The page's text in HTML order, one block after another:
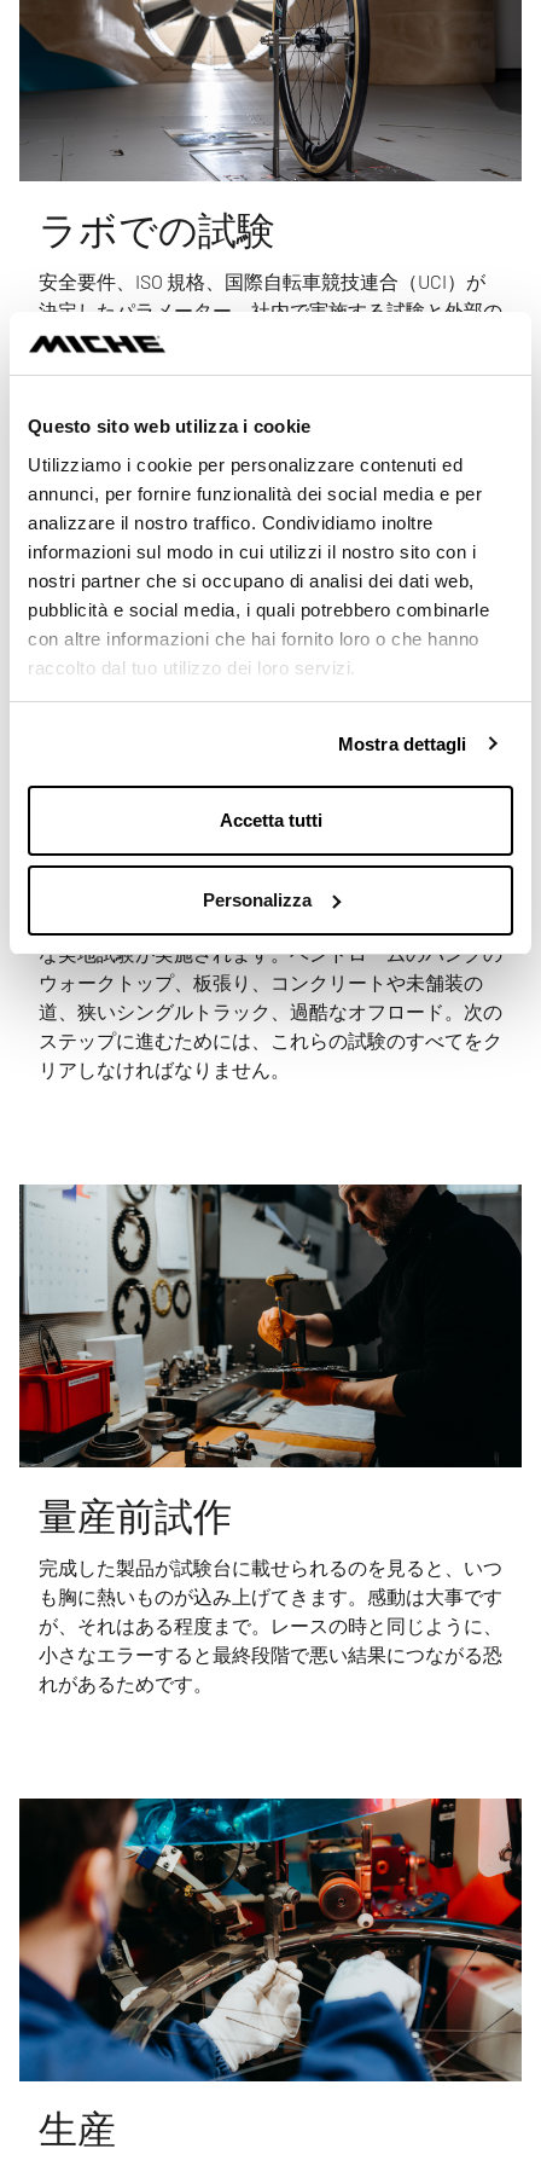
Questo sito web utilizza i cookie
Utilizziamo i cookie per personalizzare contenuti ed
annunci, per fornire funzionalità dei social media e per
analizzare il nostro traffico. Condividiamo inoltre
informazioni sul modo in cui utilizzi il nostro sito con i
nostri partner che si occupano di analisi dei dati web,
pubblicità e social media, i quali potrebbero combinarle
con altre informazioni che hai fornito loro o che hanno
raccolto dal tuo utilizzo dei loro servizi.
Mostra dettagli
Accetta tutti
Personalizza
ラボでの試験
安全要件、ISO 規格、国際自転車競技連合（UCI）が
決定したパラメーター。社内で実施する試験と外部の
独立機関の認証を通じて、弊社の各製品が国際的な基
実地試験
自転車競技チャンピオンたちは、弊社にとって、最高
な実地試験が実施されます。ベンドロームのバンクの
ウォークトップ、板張り、コンクリートや未舗装の
道、狭いシングルトラック、過酷なオフロード。次の
ステップに進むためには、これらの試験のすべてをク
リアしなければなりません。
量産前試作
完成した製品が試験台に載せられるのを見ると、いつ
も胸に熱いものが込み上げてきます。感動は大事です
が、それはある程度まで。レースの時と同じように、
小さなエラーすると最終段階で悪い結果につながる恐
れがあるためです。
生産